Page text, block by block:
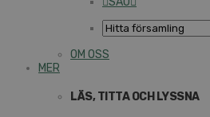
OM OSS
MER
LÄS, TITTA OCH LYSSNA